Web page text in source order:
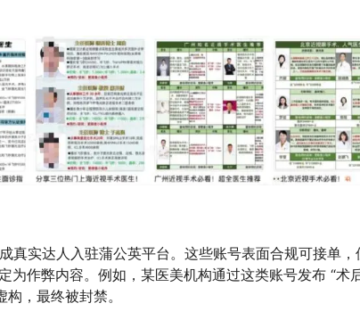
真实达人入驻蒲公英平台。这些账号表面合规可接单，
为作弊内容。例如，某医美机构通过这类账号发布 “术
，最终被封禁。